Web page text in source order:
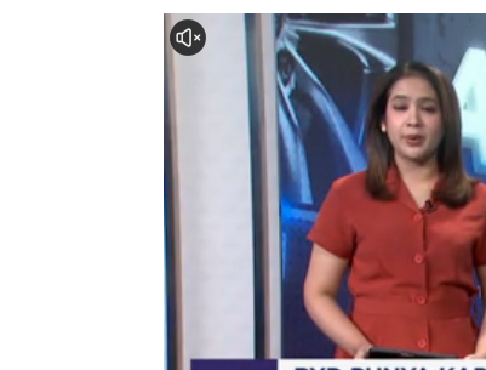
Jakarta, CNBC Indonesia -
terbarunya yang diklaim sebagai
Selengkapnya dalam program
#mobil listrik